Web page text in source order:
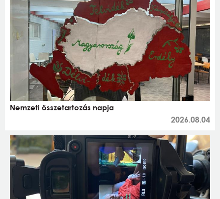
Nemzeti összetartozás napja
2026.08.04